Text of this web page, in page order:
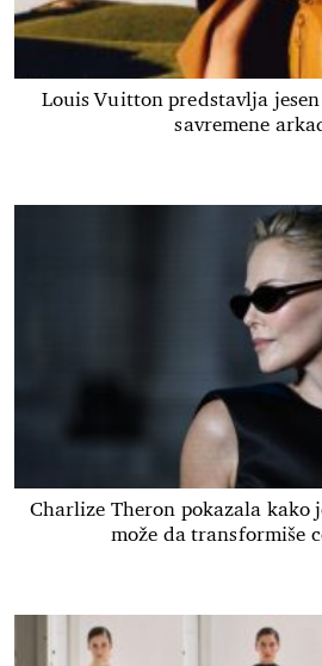
Louis Vuitton predstavlja
savremene
Charlize Theron pokazala kako
može da transformiše